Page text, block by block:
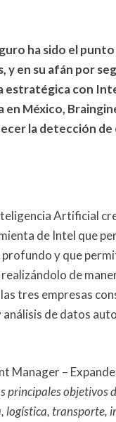
r
i
s
t
e
a
n
á
l
i
s
r
e
d
ha sido el
en su afán por
estratégica con
México,
la detección
Artificial
de Intel que
y que
de
tres empresas
de datos
Manager –
principales objetivos
transporte,